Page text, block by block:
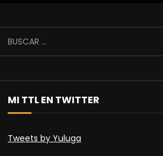
MI TTL EN TWITTER
Tweets by Yuluga